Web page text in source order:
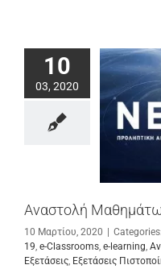
10
03, 2020
Αναστολή
10 Μαρτίου, 2020 Categories:
19, e-Classrooms, e-learning,
Εξετάσεις, Εξετάσεις